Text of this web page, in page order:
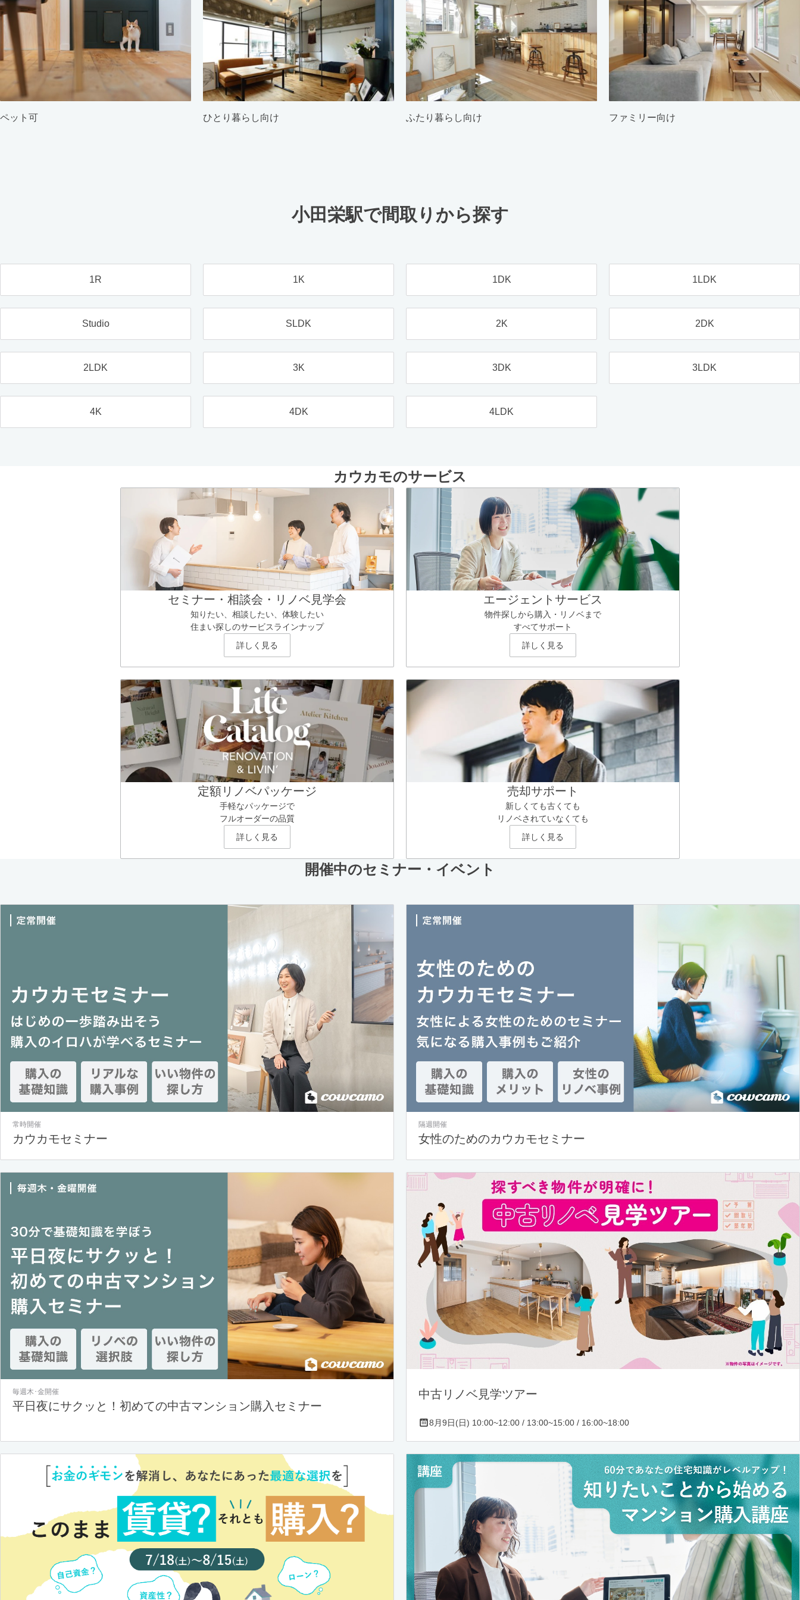
ペット可 ひとり暮らし向け ふたり暮らし向け ファミリー向け
小田栄駅で間取りから探す
1R 1K 1DK 1LDK
Studio SLDK 2K 2DK
2LDK 3K 3DK 3LDK
4K 4DK 4LDK
カウカモのサービス
セミナー・相談会・リノベ見学会
知りたい、相談したい、体験したい
住まい探しのサービスラインナップ
詳しく見る
エージェントサービス
物件探しから購入・リノベまで
すべてサポート
詳しく見る
定額リノベパッケージ
手軽なパッケージで
フルオーダーの品質
詳しく見る
売却サポート
新しくても古くても
リノベされていなくても
詳しく見る
開催中のセミナー・イベント
常時開催
カウカモセミナー
隔週開催
女性のためのカウカモセミナー
毎週木･金開催
平日夜にサクッと！初めての中古マンション購入セミナー
中古リノベ見学ツアー
8月9日(日) 10:00~12:00 / 13:00~15:00 / 16:00~18:00